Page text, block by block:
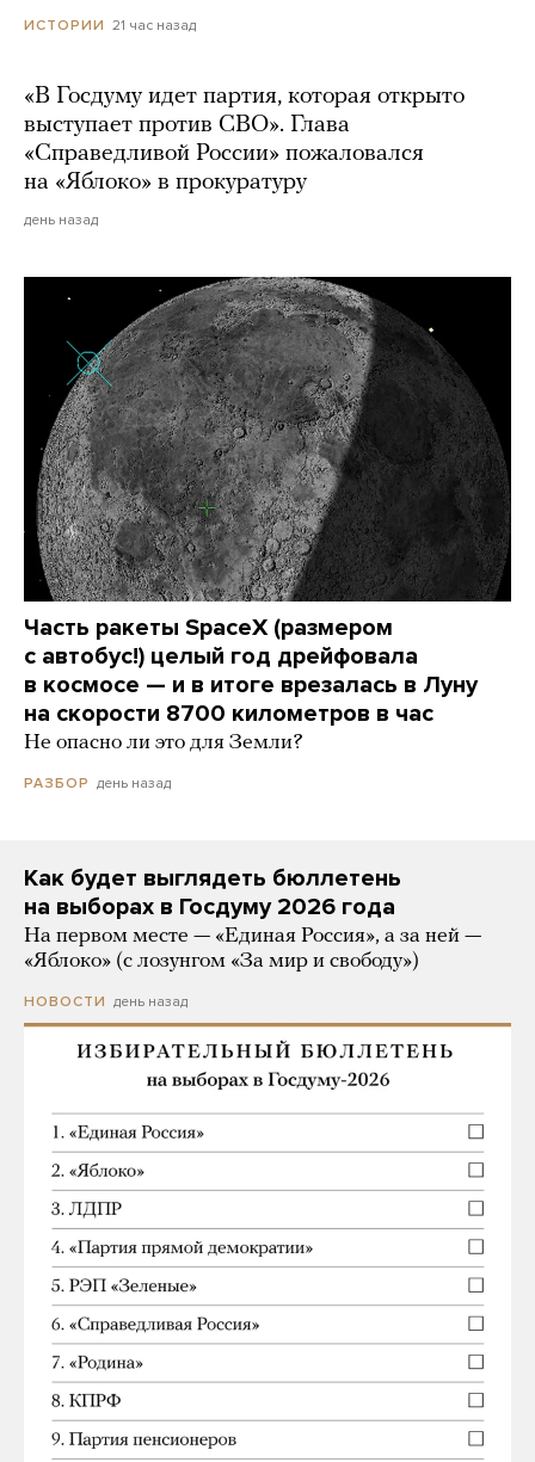
ИСТОРИИ 21 час назад
«В Госдуму идет партия, которая открыто
выступает против СВО». Глава
«Справедливой России» пожаловался
на «Яблоко» в прокуратуру
день назад
Часть ракеты SpaceX (размером
с автобус!) целый год дрейфовала
в космосе — и в итоге врезалась в Луну
на скорости 8700 километров в час
Не опасно ли это для Земли?
РАЗБОР день назад
Как будет выглядеть бюллетень
на выборах в Госдуму 2026 года
На первом месте — «Единая Россия», а за ней —
«Яблоко» (с лозунгом «За мир и свободу»)
НОВОСТИ день назад